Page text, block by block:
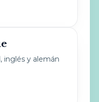
inglés y alemán